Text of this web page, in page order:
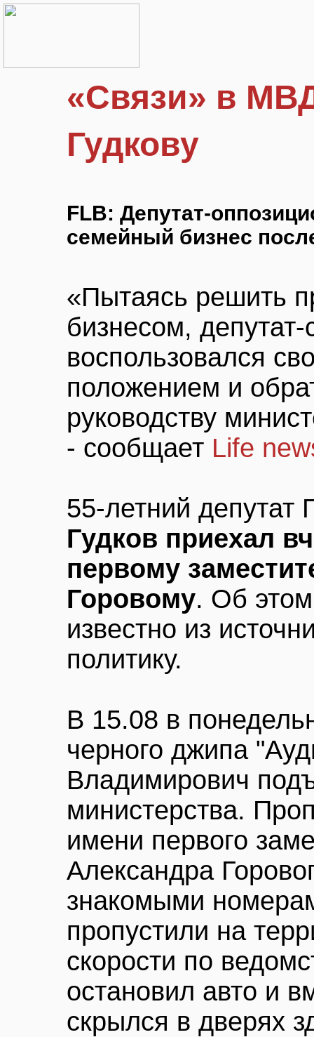
«Связи» в
Гудкову
FLB: Депутат-
семейный бизнес
«Пытаясь решить
бизнесом,
воспользовался
положением и
руководству
- сообщает Life
55-летний депутат
Гудков приехал
первому
Горовому. Об
известно из
политику.
В 15.08 в
черного джипа
Владимирович
министерства.
имени первого
Александра
знакомыми
пропустили на
скорости по
остановил авто и
скрылся в дверях